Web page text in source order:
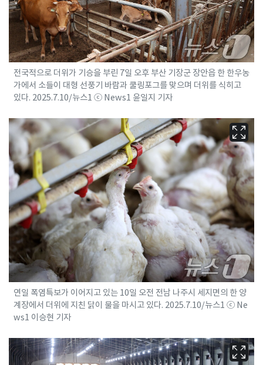
전국적으로 더위가 기승을 부린 7일 오후 부산 기장군 장안읍 한 한우농
가에서 소들이 대형 선풍기 바람과 쿨링포그를 맞으며 더위를 식히고
있다. 2025.7.10/뉴스1 ⓒ News1 윤일지 기자
연일 폭염특보가 이어지고 있는 10일 오전 전남 나주시 세지면의 한 양
계장에서 더위에 지친 닭이 물을 마시고 있다. 2025.7.10/뉴스1 ⓒ Ne
ws1 이승현 기자